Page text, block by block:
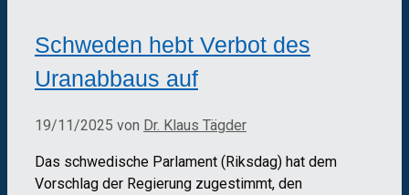
Schweden hebt Verbot des
Uranabbaus auf
19/11/2025 von Dr. Klaus Tägder
Das schwedische Parlament (Riksdag) hat dem
Vorschlag der Regierung zugestimmt, den